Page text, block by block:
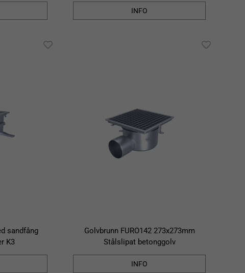
INFO
sandfång
K3
Golvbrunn FURO142 273x273mm
Stålslipat betonggolv
INFO